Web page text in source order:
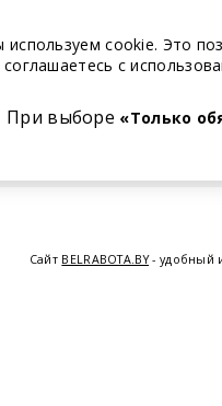
Сайт BELRABOTA.BY- удобный
cookie. Это
с
При выборе «Только